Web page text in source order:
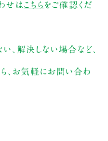
せはこちら をご確認くだ
、解決しない場合など、
、お気軽にお問い合わ